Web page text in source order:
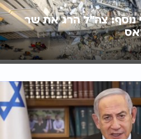
נוסף: צה"ל הרג את שר